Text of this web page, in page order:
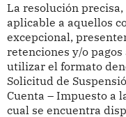
La resolución
aplicable a aquellos
excepcional,
retenciones y/o pagos
utilizar el formato
Solicitud de
Cuenta – Impuesto a
cual se encuentra